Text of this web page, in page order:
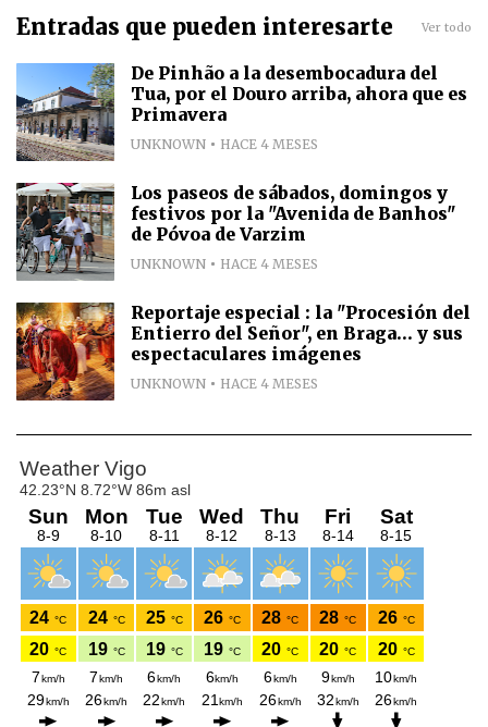
Entradas que pueden interesarte Ver todo
De Pinhão a la desembocadura del
Tua, por el Douro arriba, ahora que es
Primavera
UNKNOWN HACE 4 MESES
Los paseos de sábados, domingos y
festivos por la "Avenida de Banhos"
de Póvoa de Varzim
UNKNOWN HACE 4 MESES
Reportaje especial : la "Procesión del
Entierro del Señor", en Braga... y sus
espectaculares imágenes
UNKNOWN HACE 4 MESES